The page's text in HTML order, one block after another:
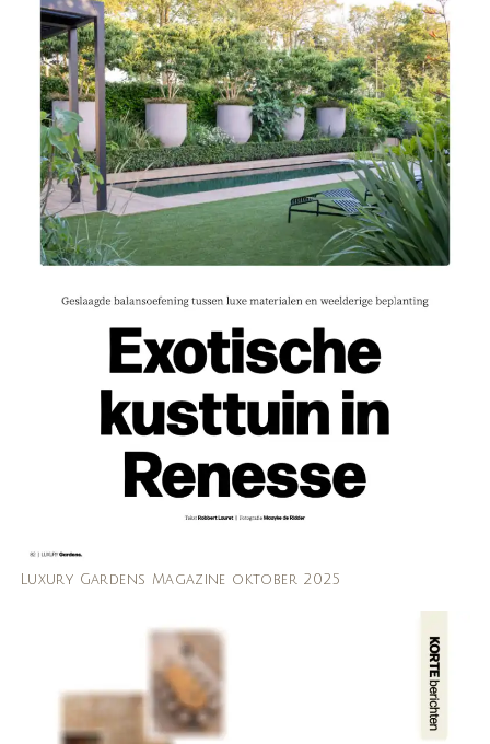
Luxury Gardens Magazine oktober 2025